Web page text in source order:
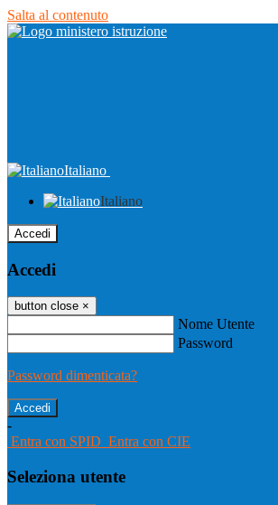
Salta al contenuto
Italiano
Italiano
Accedi
Accedi
button close ×
Nome Utente
Password
Password dimenticata?
-
Entra con SPID Entra con CIE
Seleziona utente